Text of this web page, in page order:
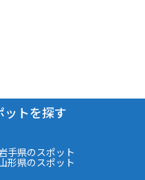
トを探す
手県のスポット
形県のスポット